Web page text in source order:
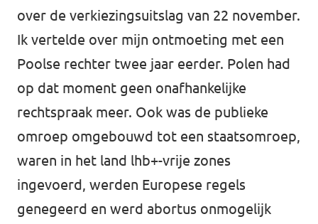
...alle Volt provincies
Doneer
Word lid
Word actief
Doneer
over de verkiezingsuitslag van 22 november.
Ik vertelde over mijn ontmoeting met een
Poolse rechter twee jaar eerder. Polen had
op dat moment geen onafhankelijke
rechtspraak meer. Ook was de publieke
omroep omgebouwd tot een staatsomroep,
waren in het land lhb+-vrije zones
ingevoerd, werden Europese regels
genegeerd en werd abortus onmogelijk